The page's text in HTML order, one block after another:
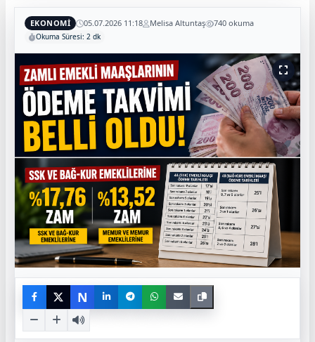
EKONOMİ 05.07.2026 11:18 Melisa Altuntaş 740 okuma
Okuma Süresi: 2 dk
N